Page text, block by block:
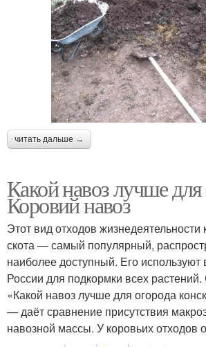
читать дальше →
Какой навоз лучше для
Коровий навоз
Этот вид отходов жизнедеятельности
скота — самый популярный,
наиболее доступный. Его используют
России для подкормки всех
«Какой навоз лучше для огорода
— даёт сравнение присутствия
навозной массы. У коровьих отходов